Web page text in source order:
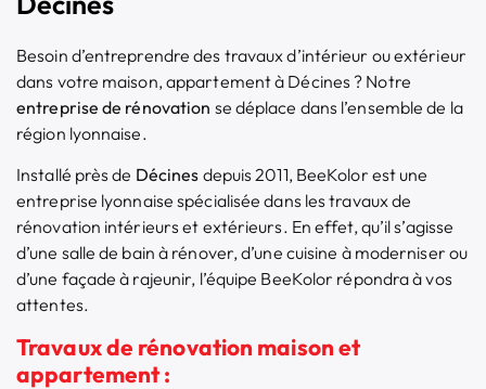
Besoin d’entreprendre des travaux d’intérieur ou extérieur
dans votre maison, appartement à Décines ? Notre
entreprise de rénovation se déplace dans l’ensemble de la
région lyonnaise.
Installé près de Décines depuis 2011, BeeKolor est une
entreprise lyonnaise spécialisée dans les travaux de
rénovation intérieurs et extérieurs. En effet, qu’il s’agisse
d’une salle de bain à rénover, d’une cuisine à moderniser ou
d’une façade à rajeunir, l’équipe BeeKolor répondra à vos
attentes.
Travaux de rénovation maison et
appartement :